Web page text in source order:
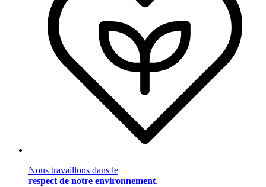
Nous travaillons dans le
respect de notre environnement.